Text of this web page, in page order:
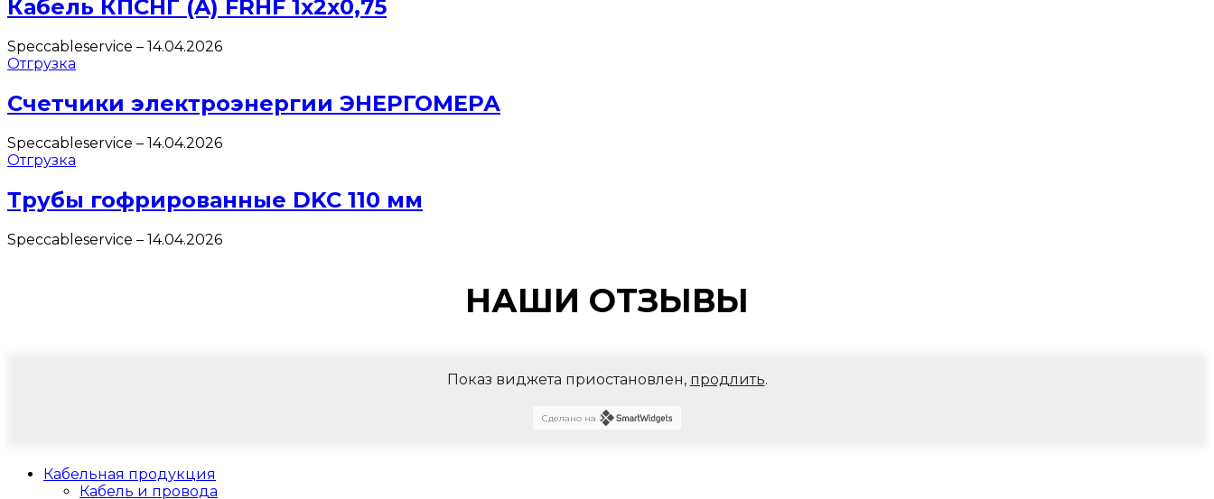
Кабель КПСНГ (A) FRHF 1х2х0,75
Speccableservice – 14.04.2026
Отгрузка
Счетчики электроэнергии ЭНЕРГОМЕРА
Speccableservice – 14.04.2026
Отгрузка
Трубы гофрированные DKC 110 мм
Speccableservice – 14.04.2026
НАШИ ОТЗЫВЫ
Показ виджета приостановлен, продлить.
Сделано на
Кабельная продукция
Кабель и провода